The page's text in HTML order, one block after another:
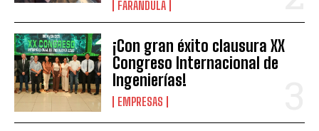
FARANDULA
¡Con gran éxito clausura XX
Congreso Internacional de
Ingenierías!
EMPRESAS